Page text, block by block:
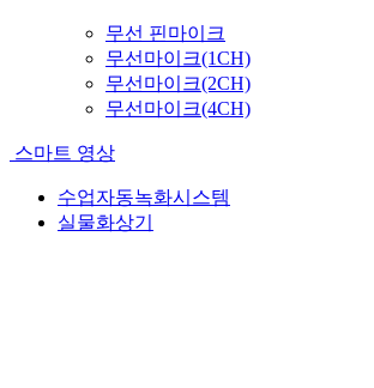
무선 핀마이크
무선마이크(1CH)
무선마이크(2CH)
무선마이크(4CH)
스마트 영상
수업자동녹화시스템
실물화상기